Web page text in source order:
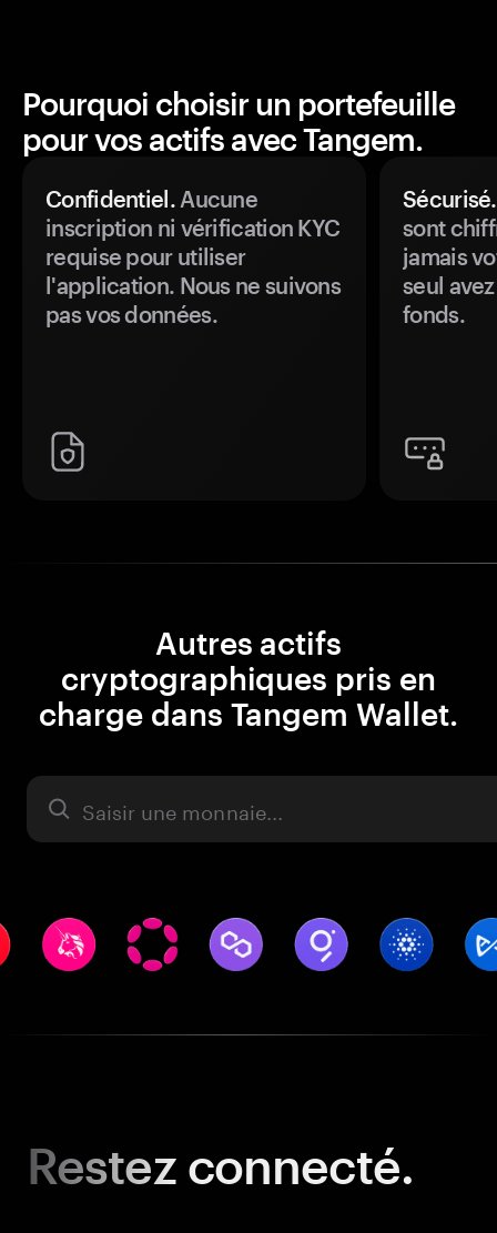
Pourquoi choisir un portefeuille
pour vos actifs avec Tangem.
Confidentiel.Aucune
inscription ni vérification KYC
requise pour utiliser
l'application. Nous ne suivons
pas vos données.
Sécurisé.
sont
jamais
seul
fonds.
Autres actifs
cryptographiques pris en
charge dans Tangem Wallet.
Actifs
Restezconnecté.